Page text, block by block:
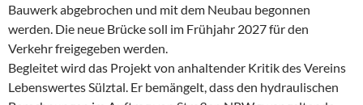
Bauwerk abgebrochen und mit dem Neubau begonnen
werden. Die neue Brücke soll im Frühjahr 2027 für den
Verkehr freigegeben werden.
Begleitet wird das Projekt von anhaltender Kritik des Vereins
Lebenswertes Sülztal. Er bemängelt, dass den hydraulischen